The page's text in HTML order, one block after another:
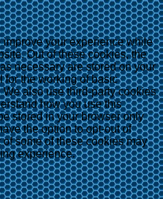
your experience while
Out of these cookies, the
necessary are stored on your
for the working of basic
also use third-party cookies
how you use this
stored in your browser only
the option to opt-out of
some of these cookies may
experience.